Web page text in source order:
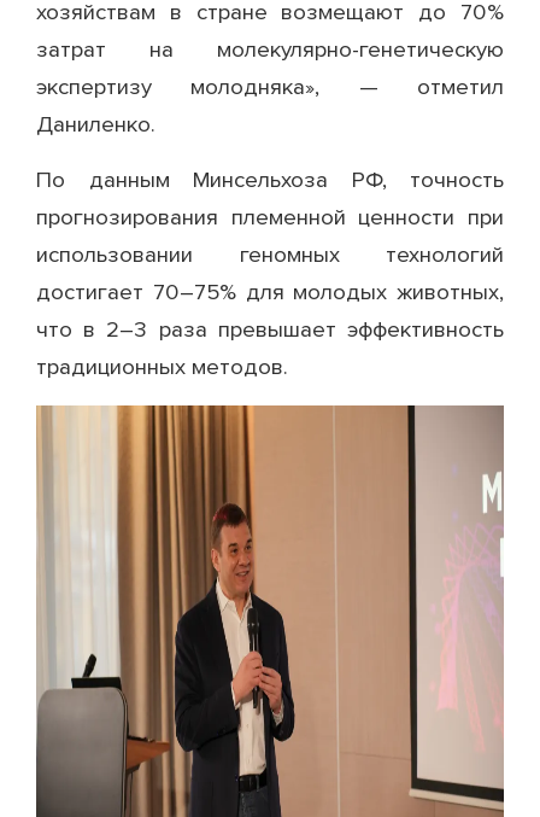
хозяйствам в стране возмещают до 70%
затрат на молекулярно-генетическую
экспертизу молодняка», — отметил
Даниленко.
По данным Минсельхоза РФ, точность
прогнозирования племенной ценности при
использовании геномных технологий
достигает 70–75% для молодых животных,
что в 2–3 раза превышает эффективность
традиционных методов.